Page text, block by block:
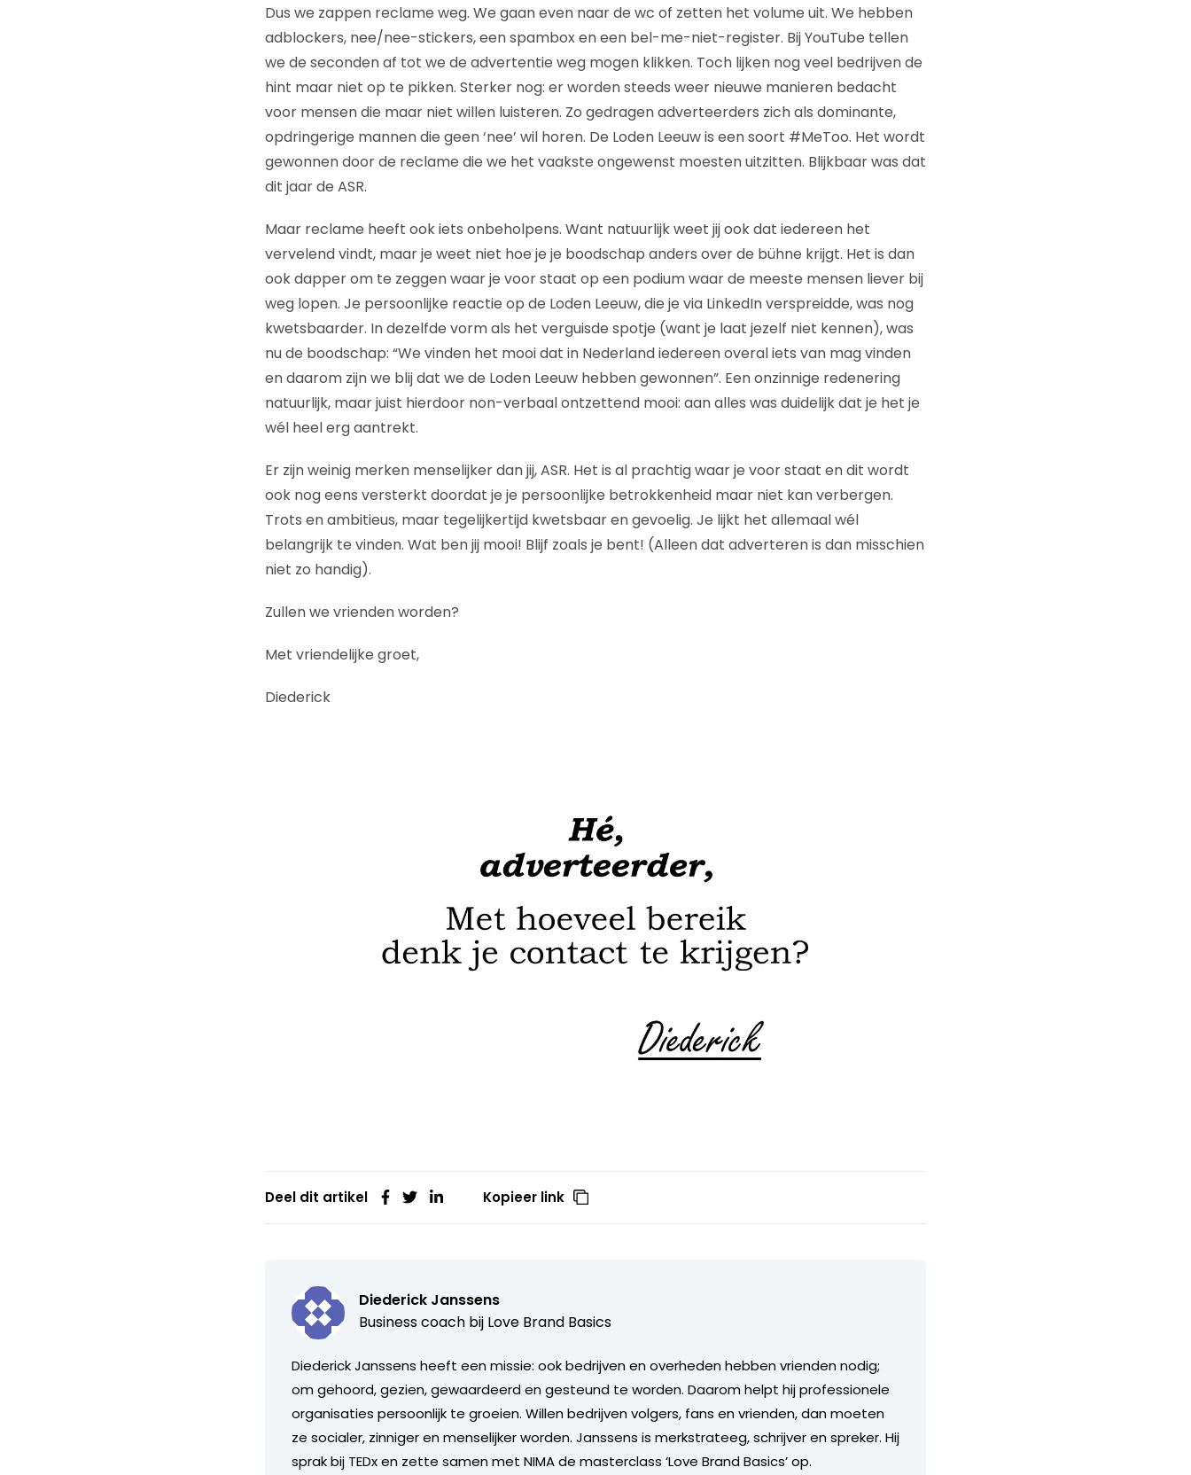
Dus we zappen reclame weg. We gaan even naar de wc of zetten het volume uit. We hebben
adblockers, nee/nee-stickers, een spambox en een bel-me-niet-register. Bij YouTube tellen
we de seconden af tot we de advertentie weg mogen klikken. Toch lijken nog veel bedrijven de
hint maar niet op te pikken. Sterker nog: er worden steeds weer nieuwe manieren bedacht
voor mensen die maar niet willen luisteren. Zo gedragen adverteerders zich als dominante,
opdringerige mannen die geen ‘nee’ wil horen. De Loden Leeuw is een soort #MeToo. Het wordt
gewonnen door de reclame die we het vaakste ongewenst moesten uitzitten. Blijkbaar was dat
dit jaar de ASR.
Maar reclame heeft ook iets onbeholpens. Want natuurlijk weet jij ook dat iedereen het
vervelend vindt, maar je weet niet hoe je je boodschap anders over de bühne krijgt. Het is dan
ook dapper om te zeggen waar je voor staat op een podium waar de meeste mensen liever bij
weg lopen. Je persoonlijke reactie op de Loden Leeuw, die je via LinkedIn verspreidde, was nog
kwetsbaarder. In dezelfde vorm als het verguisde spotje (want je laat jezelf niet kennen), was
nu de boodschap: “We vinden het mooi dat in Nederland iedereen overal iets van mag vinden
en daarom zijn we blij dat we de Loden Leeuw hebben gewonnen”. Een onzinnige redenering
natuurlijk, maar juist hierdoor non-verbaal ontzettend mooi: aan alles was duidelijk dat je het je
wél heel erg aantrekt.
Er zijn weinig merken menselijker dan jij, ASR. Het is al prachtig waar je voor staat en dit wordt
ook nog eens versterkt doordat je je persoonlijke betrokkenheid maar niet kan verbergen.
Trots en ambitieus, maar tegelijkertijd kwetsbaar en gevoelig. Je lijkt het allemaal wél
belangrijk te vinden. Wat ben jij mooi! Blijf zoals je bent! (Alleen dat adverteren is dan misschien
niet zo handig).
Zullen we vrienden worden?
Met vriendelijke groet,
Diederick
Deel dit artikel Kopieer link
Diederick Janssens
Business coach bij Love Brand Basics
Diederick Janssens heeft een missie: ook bedrijven en overheden hebben vrienden nodig;
om gehoord, gezien, gewaardeerd en gesteund te worden. Daarom helpt hij professionele
organisaties persoonlijk te groeien. Willen bedrijven volgers, fans en vrienden, dan moeten
ze socialer, zinniger en menselijker worden. Janssens is merkstrateeg, schrijver en spreker. Hij
sprak bij TEDx en zette samen met NIMA de masterclass ‘Love Brand Basics’ op.